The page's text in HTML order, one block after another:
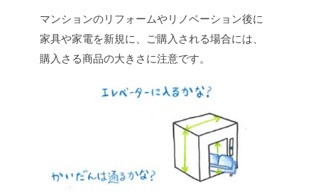
マンションのリフォームやリノベーション後に
家具や家電を新規に、ご購入される場合には、
購入さる商品の大きさに注意です。